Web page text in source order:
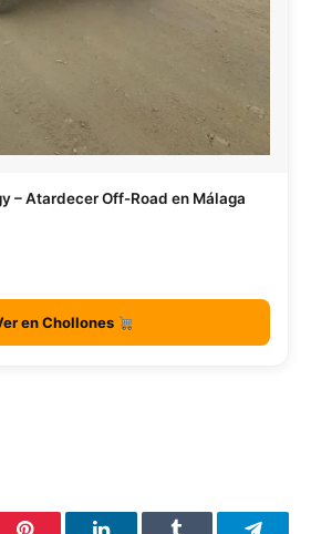
– Atardecer Off-Road en Málaga
en Chollones